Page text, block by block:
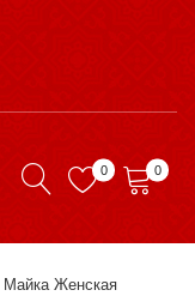
0 0
Майка Женская